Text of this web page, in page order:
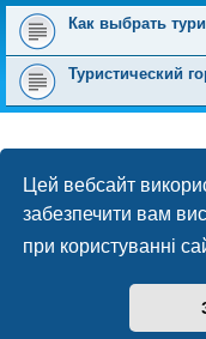
Цей вебсайт
забезпечити вам
при користуванні
Как выбрать
Туристический
ХТО ЗАРАЗ ОНЛАЙН
Зараз переглядають цей
Магазин спорядження
Працює на